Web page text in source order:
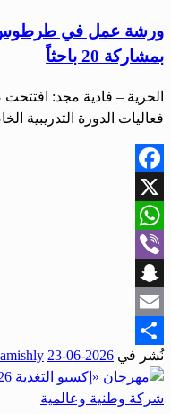
ورشة عمل في طرطوس
بمشاركة 20 باحثاً
الحرية – فادية مجد:
فعاليات الدورة التدريبية
Facebook
X
WhatsApp
Viber
Snapchat
Email
Share
نُشر في 2026-06-23